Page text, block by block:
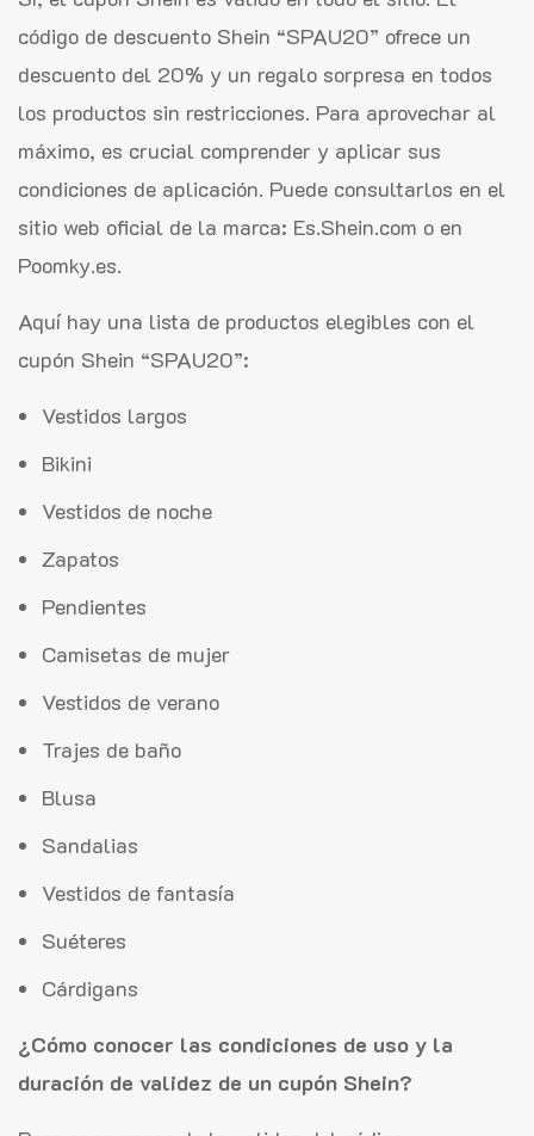
código de descuento Shein “SPAU20” ofrece un
descuento del 20% y un regalo sorpresa en todos
los productos sin restricciones. Para aprovechar al
máximo, es crucial comprender y aplicar sus
condiciones de aplicación. Puede consultarlos en el
sitio web oficial de la marca: Es.Shein.com o en
Poomky.es.
Aquí hay una lista de productos elegibles con el
cupón Shein “SPAU20”:
Vestidos largos
Bikini
Vestidos de noche
Zapatos
Pendientes
Camisetas de mujer
Vestidos de verano
Trajes de baño
Blusa
Sandalias
Vestidos de fantasía
Suéteres
Cárdigans
¿Cómo conocer las condiciones de uso y la
duración de validez de un cupón Shein?